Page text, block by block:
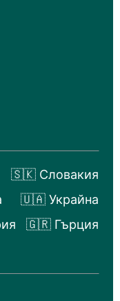
🇸🇰 Словакия
🇺🇦 Украйна
🇬🇷 Гърция